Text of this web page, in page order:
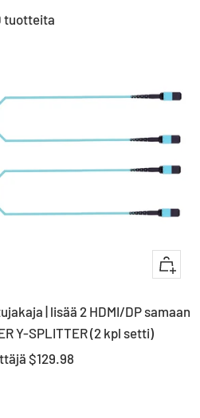
tuotteita
Nopea
| lisää 2 HDMI/DP samaan
Y-SPLITTER (2 kpl setti)
$129.98